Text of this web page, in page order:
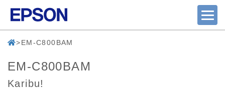
EM-C800BAM
EM-C800BAM
Karibu!